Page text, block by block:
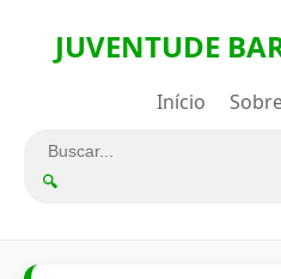
JUVENTUDE
Início
🔍